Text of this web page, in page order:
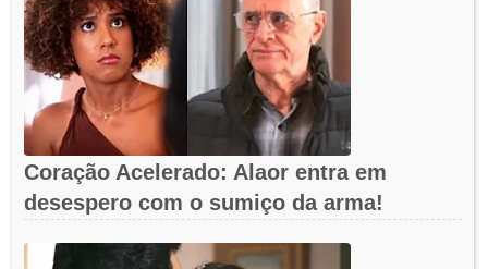
Coração Acelerado: Alaor entra em
desespero com o sumiço da arma!